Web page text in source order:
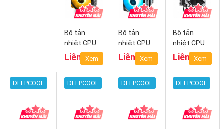
Bộ tản
nhiệt CPU
Deepcool
Gammaxx
Liên hệ
Xem
Bộ tản
nhiệt CPU
Deepcool
NEPTWIN
Liên hệ
Xem
Bộ tản
nhiệt CPU
Deepcool
Fryzen
Liên hệ
Xem
DEEPCOOL DEEPCOOL DEEPCOOL DEEPCOOL